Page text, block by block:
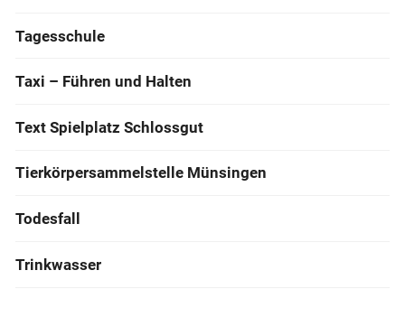
Tagesschule
Taxi – Führen und Halten
Text Spielplatz Schlossgut
Tierkörpersammelstelle Münsingen
Todesfall
Trinkwasser